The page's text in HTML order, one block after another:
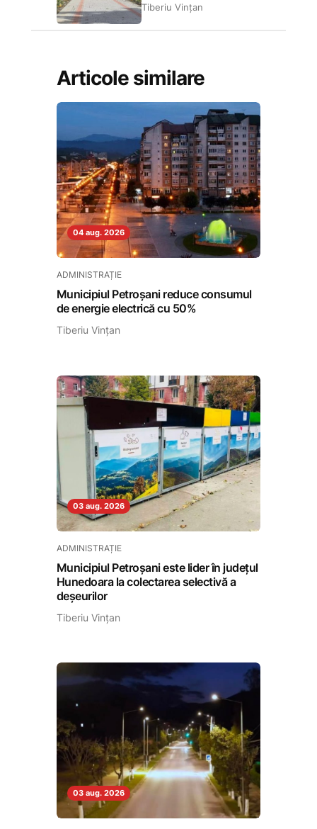
Tiberiu Vințan
Articole similare
04 aug. 2026
ADMINISTRAȚIE
Municipiul Petroșani reduce consumul
de energie electrică cu 50%
Tiberiu Vințan
03 aug. 2026
ADMINISTRAȚIE
Municipiul Petroșani este lider în județul
Hunedoara la colectarea selectivă a
deșeurilor
Tiberiu Vințan
03 aug. 2026